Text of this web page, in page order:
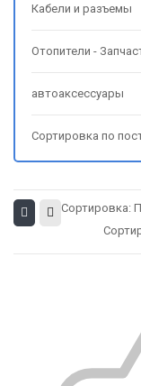
Кабели и разъемы
Отопители -
автоаксессуары
Сортировка по
Сортировка: